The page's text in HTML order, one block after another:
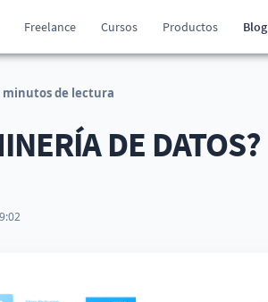
Freelance Cursos Productos Blog
de lectura
DE DATOS?